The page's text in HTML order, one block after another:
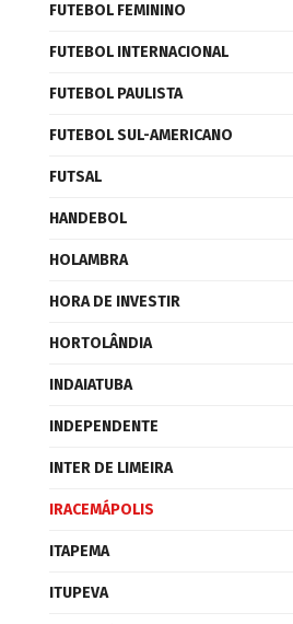
FUTEBOL FEMININO
FUTEBOL INTERNACIONAL
FUTEBOL PAULISTA
FUTEBOL SUL-AMERICANO
FUTSAL
HANDEBOL
HOLAMBRA
HORA DE INVESTIR
HORTOLÂNDIA
INDAIATUBA
INDEPENDENTE
INTER DE LIMEIRA
IRACEMÁPOLIS
ITAPEMA
ITUPEVA